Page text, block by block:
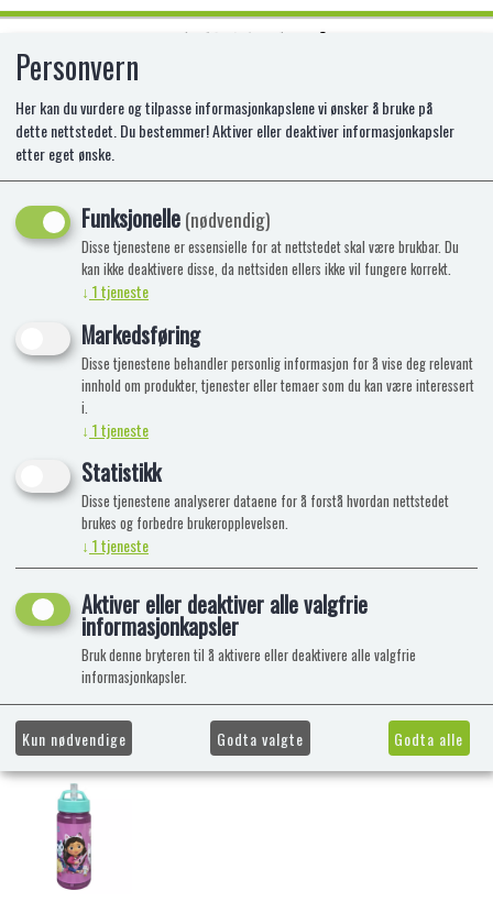
AERO DRINKING BOTTLE - GABBY'S
DOLLHOUSE
SI-6600000042
Personvern
Her kan du vurdere og tilpasse informasjonkapslene vi ønsker å bruke på
dette nettstedet. Du bestemmer! Aktiver eller deaktiver informasjonkapsler
etter eget ønske.
Funksjonelle(nødvendig)
Disse tjenestene er essensielle for at nettstedet skal være brukbar. Du
kan ikke deaktivere disse, da nettsiden ellers ikke vil fungere korrekt.
↓ 1tjeneste
Markedsføring
Disse tjenestene behandler personlig informasjon for å vise deg relevant
innhold om produkter, tjenester eller temaer som du kan være interessert
i.
↓ 1tjeneste
Statistikk
Disse tjenestene analyserer dataene for å forstå hvordan nettstedet
brukes og forbedre brukeropplevelsen.
↓ 1tjeneste
Aktiver eller deaktiver alle valgfrie
informasjonkapsler
Bruk denne bryteren til å aktivere eller deaktivere alle valgfrie
informasjonkapsler.
Kun nødvendige Godta valgte Godta alle